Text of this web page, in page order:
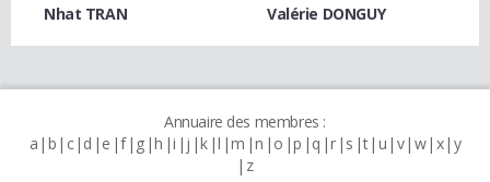
Nhat TRAN Valérie DONGUY
Annuaire des membres :
a b c d e f g h i j k l m n o p q r s t u v w x y
z